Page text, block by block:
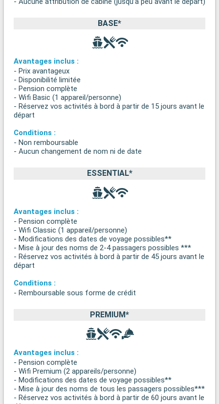
BASE*
Avantages inclus :
- Prix avantageux
- Disponibilité limitée
- Pension complète
- Wifi Basic (1 appareil/personne)
- Réservez vos activités à bord à partir de 15 jours avant le
départ
Conditions :
- Non remboursable
- Aucun changement de nom ni de date
ESSENTIAL*
Avantages inclus :
- Pension complète
- Wifi Classic (1 appareil/personne)
- Modifications des dates de voyage possibles**
- Mise à jour des noms de 2-4 passagers possibles ***
- Réservez vos activités à bord à partir de 45 jours avant le
départ
Conditions :
- Remboursable sous forme de crédit
PREMIUM*
Avantages inclus :
- Pension complète
- Wifi Premium (2 appareils/personne)
- Modifications des dates de voyage possibles**
- Mise à jour des noms de tous les passagers possibles***
- Réservez vos activités à bord à partir de 60 jours avant le